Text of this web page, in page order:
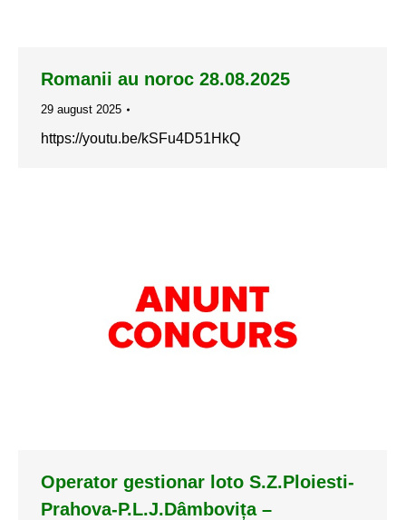
Romanii au noroc 28.08.2025
29 august 2025
https://youtu.be/kSFu4D51HkQ
Operator gestionar loto S.Z.Ploiesti-
Prahova-P.L.J.Dâmbovița –